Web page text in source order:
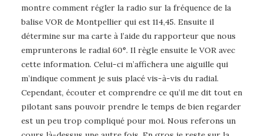
montre comment régler la radio sur la fréquence de la
balise VOR de Montpellier qui est 114,45. Ensuite il
détermine sur ma carte à l’aide du rapporteur que nous
emprunterons le radial 60°. Il règle ensuite le VOR avec
cette information. Celui-ci m’affichera une aiguille qui
m’indique comment je suis placé vis-à-vis du radial.
Cependant, écouter et comprendre ce qu’il me dit tout en
pilotant sans pouvoir prendre le temps de bien regarder
est un peu trop compliqué pour moi. Nous referons un